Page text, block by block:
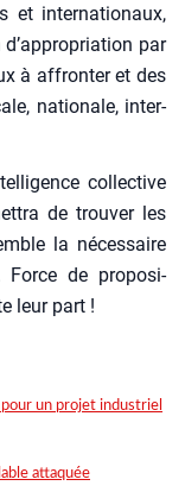
et inter­na­tio­naux,
par
à affron­ter et des
natio­nale, inter­
col­lec­tive
de trou­ver les
la néces­saire
Force de pro­po­si­
leur part !
un projet industriel
atta­quée